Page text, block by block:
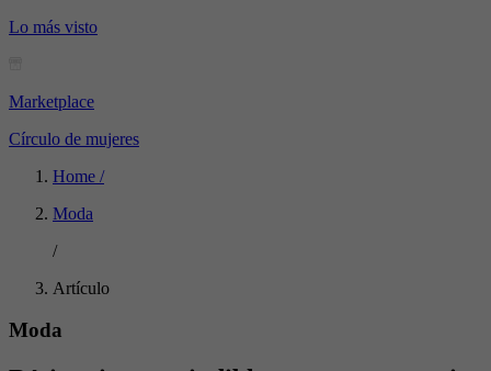
Lo más visto
Marketplace
Círculo de mujeres
Home /
Moda
/
Artículo
Moda